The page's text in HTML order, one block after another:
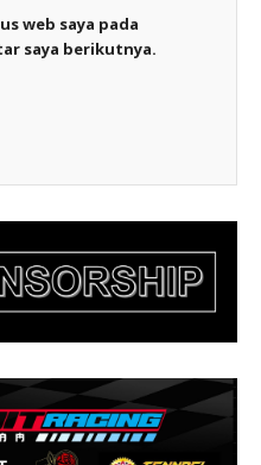
web saya pada
saya berikutnya.